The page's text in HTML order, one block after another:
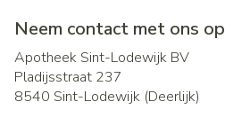
Neem contact met ons op
Apotheek Sint-Lodewijk BV
Pladijsstraat 237
8540 Sint-Lodewijk (Deerlijk)